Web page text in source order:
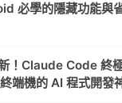
必學的隱藏功能與
！Claude Code 終
端機的 AI 程式開發